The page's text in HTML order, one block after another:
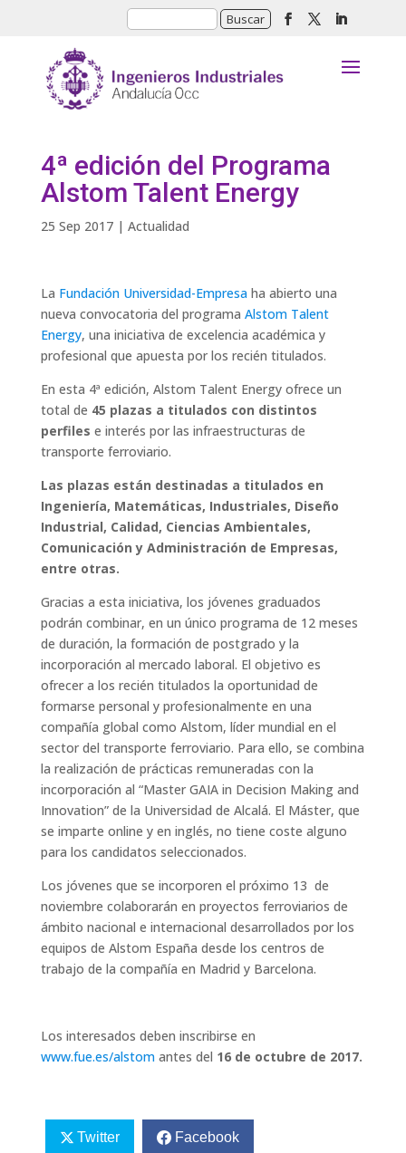
4ª edición del Programa
Alstom Talent Energy
25 Sep 2017| Actualidad
La Fundación Universidad-Empresaha abierto una
nueva convocatoria del programa Alstom Talent
Energy, una iniciativa de excelencia académica y
profesional que apuesta por los recién titulados.
En esta 4ª edición, Alstom Talent Energy ofrece un
total de 45 plazas a titulados con distintos
perfiles e interés por las infraestructuras de
transporte ferroviario.
Las plazas están destinadas a titulados en
Ingeniería, Matemáticas, Industriales, Diseño
Industrial, Calidad, Ciencias Ambientales,
Comunicación y Administración de Empresas,
entre otras.
Gracias a esta iniciativa, los jóvenes graduados
podrán combinar, en un único programa de 12 meses
de duración, la formación de postgrado y la
incorporación al mercado laboral. El objetivo es
ofrecer a los recién titulados la oportunidad de
formarse personal y profesionalmente en una
compañía global como Alstom, líder mundial en el
sector del transporte ferroviario. Para ello, se combina
la realización de prácticas remuneradas con la
incorporación al “Master GAIA in Decision Making and
Innovation” de la Universidad de Alcalá. El Máster, que
se imparte online y en inglés, no tiene coste alguno
para los candidatos seleccionados.
Los jóvenes que se incorporen el próximo 13 de
noviembre colaborarán en proyectos ferroviarios de
ámbito nacional e internacional desarrollados por los
equipos de Alstom España desde los centros de
trabajo de la compañía en Madrid y Barcelona.
Los interesados deben inscribirse en
www.fue.es/alstomantes del 16 de octubre de 2017.
Twitter Facebook